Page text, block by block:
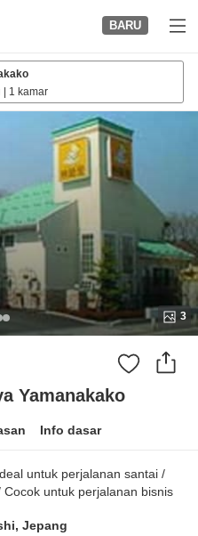
BARU
1 kamar
3
Yamanakako
Info dasar
untuk perjalanan santai /
untuk perjalanan bisnis
Jepang